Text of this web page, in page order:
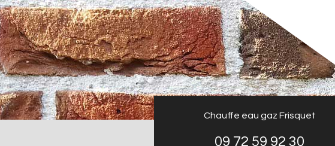
Chauffe eau gaz Frisquet
09 72 59 92 30